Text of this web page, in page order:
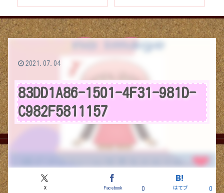
83DD1A86-1501-4F31-981D-
C982F5811157
X Facebook 0 はてブ 0
2021.07.04